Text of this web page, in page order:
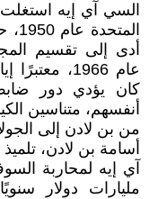
السي آي إيه
أدى إلى تقسيم
عام 1966،
كان يؤدي دور
أنفسهم، متناسين
من بن لادن إلى
أسامة بن لادن،
آي إيه لمحاربة
مليارات دولار